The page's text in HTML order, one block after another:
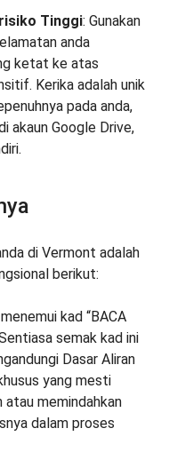
Tinggi: Gunakan
anda
ketat ke atas
Kerika adalah unik
pada anda,
akaun Google Drive,
di Vermont adalah
berikut:
kad “BACA
semak kad ini
Dasar Aliran
yang mesti
atau memindahkan
dalam proses